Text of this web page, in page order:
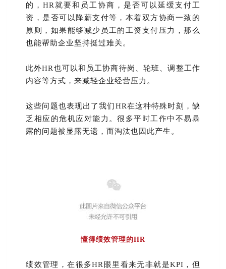
的，HR就要和员工协商，是否可以延缓支付工
资，是否可以降薪支付等，本着双方协商一致的
原则，如果能够减少员工的工资支付压力，那么
也能帮助企业坚持挺过难关。
此外HR也可以和员工协商待岗、轮班、调整工作
内容等方式，来减轻企业经营压力。
这些问题也表现出了我们HR在这种特殊时刻，缺
乏相应的危机应对能力。很多平时工作中不易暴
露的问题被显露无遗，而淘汰也因此产生。
懂得绩效管理的HR
绩效管理，在很多HR眼里看来无非就是KPI，但